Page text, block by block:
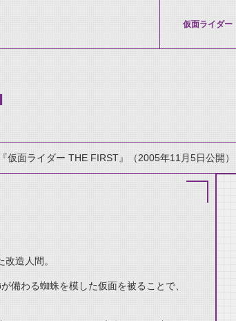
仮面ライダー
『仮面ライダー THE FIRST』（2005年11月5日公開）
造人間。
備わる蜘蛛を模した仮面を被ることで、